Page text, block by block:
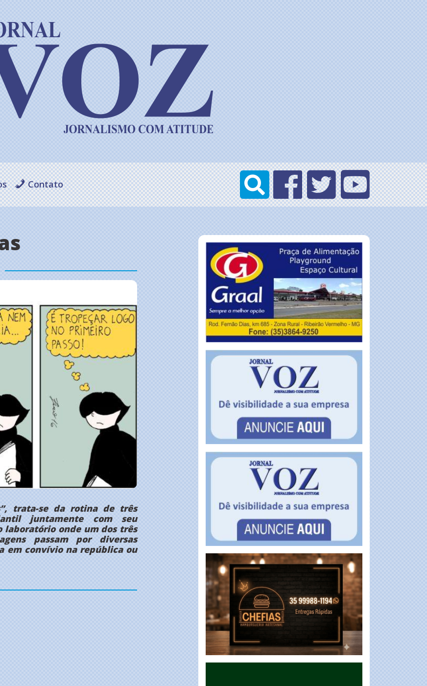
Contato
trata-se da rotina de três
juntamente com seu
laboratório onde um dos três
passam por diversas
em convívio na república ou